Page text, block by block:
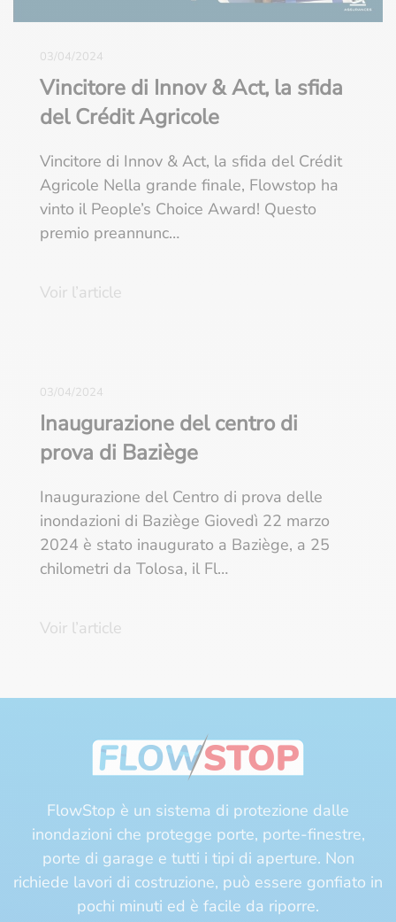
03/04/2024
Vincitore di Innov & Act, la sfida
del Crédit Agricole
Vincitore di Innov & Act, la sfida del Crédit
Agricole Nella grande finale, Flowstop ha
vinto il People’s Choice Award! Questo
premio preannunc…
Voir l’article
03/04/2024
Inaugurazione del centro di
prova di Baziège
Inaugurazione del Centro di prova delle
inondazioni di Baziège Giovedì 22 marzo
2024 è stato inaugurato a Baziège, a 25
chilometri da Tolosa, il Fl…
Voir l’article
FlowStop è un sistema di protezione dalle
inondazioni che protegge porte, porte-finestre,
porte di garage e tutti i tipi di aperture. Non
richiede lavori di costruzione, può essere gonfiato in
pochi minuti ed è facile da riporre.